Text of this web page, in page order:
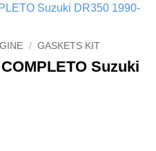
/ GASKETS KIT
Suzuki